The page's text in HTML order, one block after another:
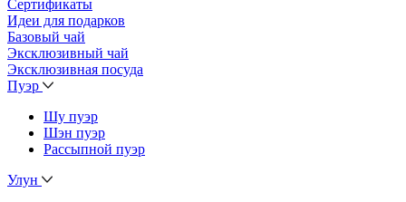
Сертификаты
Идеи для подарков
Базовый чай
Эксклюзивный чай
Эксклюзивная посуда
Пуэр
Шу пуэр
Шэн пуэр
Рассыпной пуэр
Улун